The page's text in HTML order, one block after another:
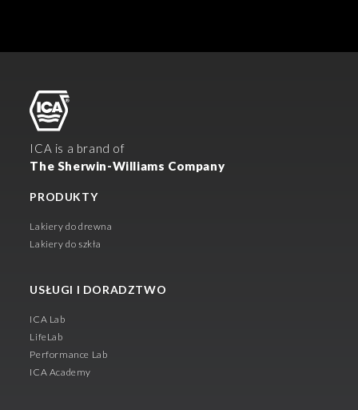
ICA is a brand of
The Sherwin-Williams Company
PRODUKTY
Lakiery do drewna
Lakiery do szkła
USŁUGI I DORADZTWO
ICA Lab
LifeLab
Performance Lab
ICA Academy